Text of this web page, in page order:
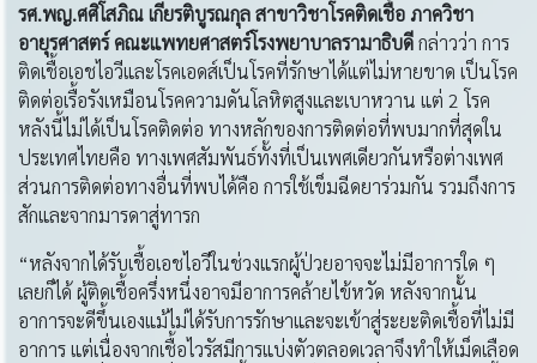
รศ.พญ.ศศิโสภิณ เกียรติบูรณกุล สาขาวิชาโรคติดเชื้อ ภาควิชา
อายุรศาสตร์ คณะแพทยศาสตร์โรงพยาบาลรามาธิบดีกล่าวว่า การ
ติดเชื้อเอชไอวีและโรคเอดส์เป็นโรคที่รักษาได้แต่ไม่หายขาด เป็นโรค
ติดต่อเรื้อรังเหมือนโรคความดันโลหิตสูงและเบาหวาน แต่ 2 โรค
หลังนี้ไม่ได้เป็นโรคติดต่อ ทางหลักของการติดต่อที่พบมากที่สุดใน
ประเทศไทยคือ ทางเพศสัมพันธ์ทั้งที่เป็นเพศเดียวกันหรือต่างเพศ
ส่วนการติดต่อทางอื่นที่พบได้คือ การใช้เข็มฉีดยาร่วมกัน รวมถึงการ
สักและจากมารดาสู่ทารก
“หลังจากได้รับเชื้อเอชไอวีในช่วงแรกผู้ป่วยอาจจะไม่มีอาการใด ๆ
เลยก็ได้ ผู้ติดเชื้อครึ่งหนึ่งอาจมีอาการคล้ายไข้หวัด หลังจากนั้น
อาการจะดีขึ้นเองแม้ไม่ได้รับการรักษาและจะเข้าสู่ระยะติดเชื้อที่ไม่มี
อาการ แต่เนื่องจากเชื้อไวรัสมีการแบ่งตัวตลอดเวลาจึงทำให้เม็ดเลือด